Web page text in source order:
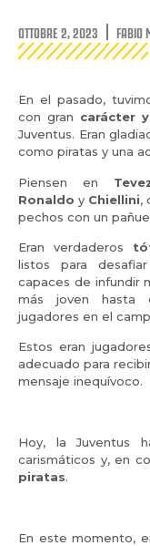
OTTOBRE 2, 2023 FABIO
En el pasado,
con gran carácter
Juventus. Eran
como piratas y una
Piensen en
Ronaldo y Chiellini,
pechos con un
Eran verdaderos
listos para
capaces de infundir
más joven hasta
jugadores en el
Estos eran
adecuado para
mensaje inequívoco.
Hoy, la Juventus
carismáticos y, en
piratas.
En este momento,